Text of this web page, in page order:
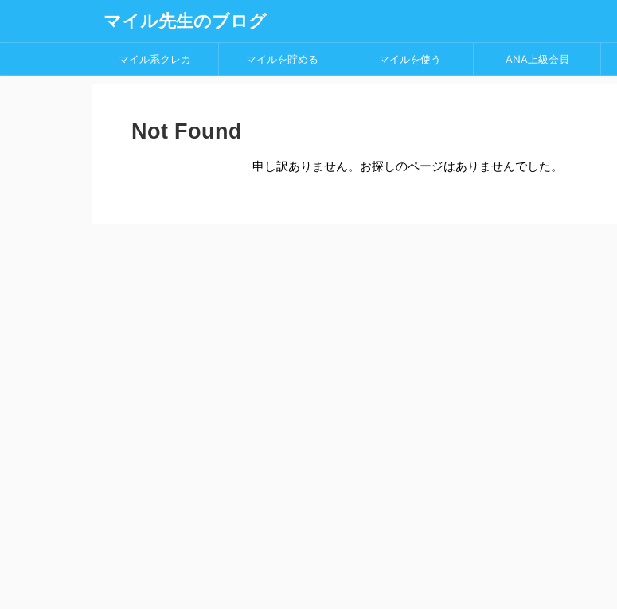
マイル先生のブログ
マイル系クレカ マイルを貯める マイルを使う ANA上級会員
Not Found
申し訳ありません。お探しのページはありませんでした。